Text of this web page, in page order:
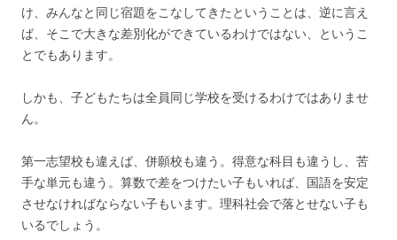
け、みんなと同じ宿題をこなしてきたということは、逆に言え
ば、そこで大きな差別化ができているわけではない、というこ
とでもあります。
しかも、子どもたちは全員同じ学校を受けるわけではありませ
ん。
第一志望校も違えば、併願校も違う。得意な科目も違うし、苦
手な単元も違う。算数で差をつけたい子もいれば、国語を安定
させなければならない子もいます。理科社会で落とせない子も
いるでしょう。